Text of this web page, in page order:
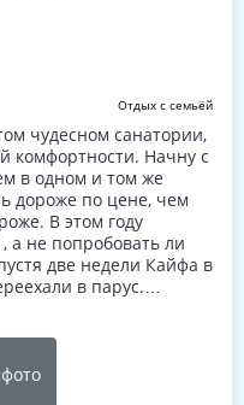
Отдых с семьёй
чудесном санатории,
комфортности. Начну с
в одном и том же
дороже по цене, чем
В этом году
а не попробовать ли
две недели Кайфа в
в парус.
территория ,
Класс подумали мы.
с ребенком 2